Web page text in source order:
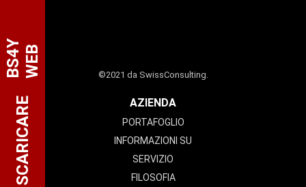
©2021 da SwissConsulting.
AZIENDA
PORTAFOGLIO
INFORMAZIONI SU
SERVIZIO
FILOSOFIA
SCARICARE
B
S
4
Y
W
E B